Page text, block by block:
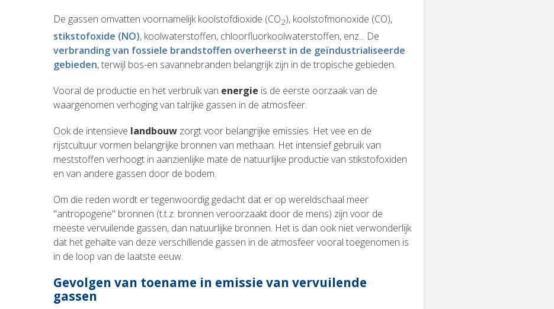
De gassen omvatten voornamelijk koolstofdioxide (CO2), koolstofmonoxide (CO),
stikstofoxide (NO), koolwaterstoffen, chloorfluorkoolwaterstoffen, enz... De
verbranding van fossiele brandstoffen overheerst in de geïndustrialiseerde
gebieden, terwijl bos-en savannebranden belangrijk zijn in de tropische gebieden.
Vooral de productie en het verbruik van energie is de eerste oorzaak van de
waargenomen verhoging van talrijke gassen in de atmosfeer.
Ook de intensieve landbouw zorgt voor belangrijke emissies. Het vee en de
rijstcultuur vormen belangrijke bronnen van methaan. Het intensief gebruik van
meststoffen verhoogt in aanzienlijke mate de natuurlijke productie van stikstofoxiden
en van andere gassen door de bodem.
Om die reden wordt er tegenwoordig gedacht dat er op wereldschaal meer
"antropogene" bronnen (t.t.z. bronnen veroorzaakt door de mens) zijn voor de
meeste vervuilende gassen, dan natuurlijke bronnen. Het is dan ook niet verwonderlijk
dat het gehalte van deze verschillende gassen in de atmosfeer vooral toegenomen is
in de loop van de laatste eeuw.
Gevolgen van toename in emissie van vervuilende
gassen